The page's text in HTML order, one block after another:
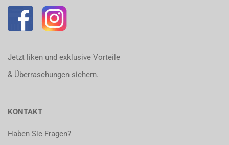
Jetzt liken und exklusive Vorteile
& Überraschungen sichern.
KONTAKT
Haben Sie Fragen?